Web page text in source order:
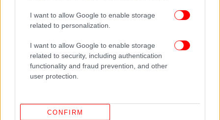
I want to allow Google to enable storage
related to personalization.
I want to allow Google to enable storage
related to security, including authentication
functionality and fraud prevention, and other
user protection.
CONFIRM